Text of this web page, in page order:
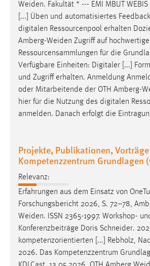
Weiden. Fakultät * --- EMI MBUT
[...] Üben und automatisiertes
digitalen Ressourcenpool erhalten
Amberg-Weiden Zugriff auf hochwertige
Ressourcensammlungen für die
Verfügbare Einheiten: Digitaler [...]
und Zugriff erhalten. Anmeldung
oder Mitarbeitende der OTH Amberg-
hier für die Nutzung des digitalen
anmelden. Danach erfolgt die
Projekte, Publikationen,
Kompetenzzentrum Grundlagen
Relevanz:
Erfahrungen aus dem Einsatz von
Forschungsbericht 2026, S. 72–78,
Weiden. ISSN 2365-1997. Workshop-
Konferenzbeiträge Doris Schneider.
kompetenzorientierten [...] Rebholz,
2026. Das Kompetenzzentrum
Anbieter:
Google Ireland Limited
Zweck:
Conversion-Tracking
Cookie Laufzeit:
3 Monate
Facebook Pixel
Anbieter:
Zweck:
Conversion-Tracking
Cookie Laufzeit:
3 Monate